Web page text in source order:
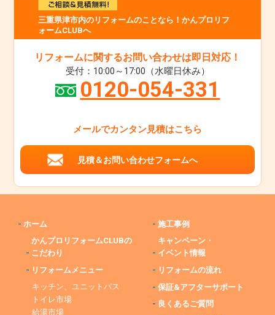
三重県津市内のリフォームのことなら！かんプロリフ
ォームCLUBへ
リフォームに関するお問い合わせは即日対応！
受付：10:00～17:00（水曜日休み）
0120-054-331
メールでカンタン見積はこちら
見積＆お問い合わせフォームへ
- ホーム
-
かんプロリフォームCLUBの
こだわり
- リフォームメニュー
キッチン、ユニットバス
トイレ市場
給湯市場
-施工事例
-
キャンペーン・
イベント情報
- リフォームの流れ
-保証&アフターサポート
- 良くあるご質問